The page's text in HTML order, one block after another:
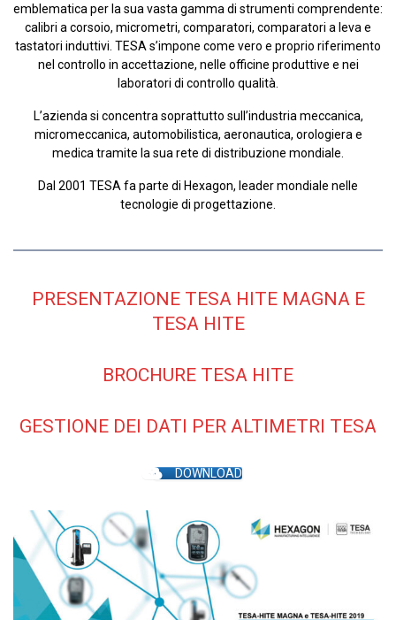
emblematica per la sua vasta gamma di strumenti comprendente:
calibri a corsoio, micrometri, comparatori, comparatori a leva e
tastatori induttivi. TESA s’impone come vero e proprio riferimento
nel controllo in accettazione, nelle officine produttive e nei
laboratori di controllo qualità.
L’azienda si concentra soprattutto sull’industria meccanica,
micromeccanica, automobilistica, aeronautica, orologiera e
medica tramite la sua rete di distribuzione mondiale.
Dal 2001 TESA fa parte di Hexagon, leader mondiale nelle
tecnologie di progettazione.
PRESENTAZIONE TESA HITE MAGNA E
TESA HITE
BROCHURE TESA HITE
GESTIONE DEI DATI PER ALTIMETRI TESA
DOWNLOAD